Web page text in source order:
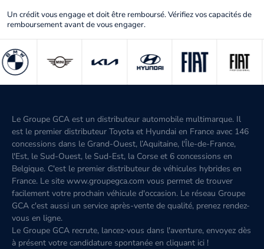
Un crédit vous engage et doit être remboursé. Vérifiez vos capacités de
remboursement avant de vous engager.
Le Groupe GCA est un distributeur automobile multimarque. Il
est le premier distributeur Toyota et Hyundai en France avec 146
concessions dans le Grand-Ouest, l’Aquitaine, l'Île-de-France,
l'Est, le Sud-Ouest, le Sud-Est, la Corse et 6 concessions en
Belgique. C'est le premier distributeur de véhicules hybrides en
France. Le site www.groupegca.com vous permet de trouver
facilement votre prochain véhicule d'occasion. Le réseau Groupe
GCA c'est aussi un service après-vente de qualité, prenez rendez-
vous en ligne.
Le Groupe GCA recrute, lancez-vous dans l'aventure, envoyez dès
à présent votre candidature spontanée en cliquant ici !